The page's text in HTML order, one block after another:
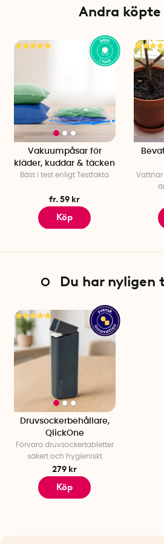
Andra köpte
Vakuumpåsar för
kläder, kuddar & täcken
Bäst i test enligt Testfakta
fr. 59 kr
Köp
Du har
Druvsockerbehållare,
QlickOne
Förvara druvsockertabletter
säkert och hygieniskt
279 kr
Köp